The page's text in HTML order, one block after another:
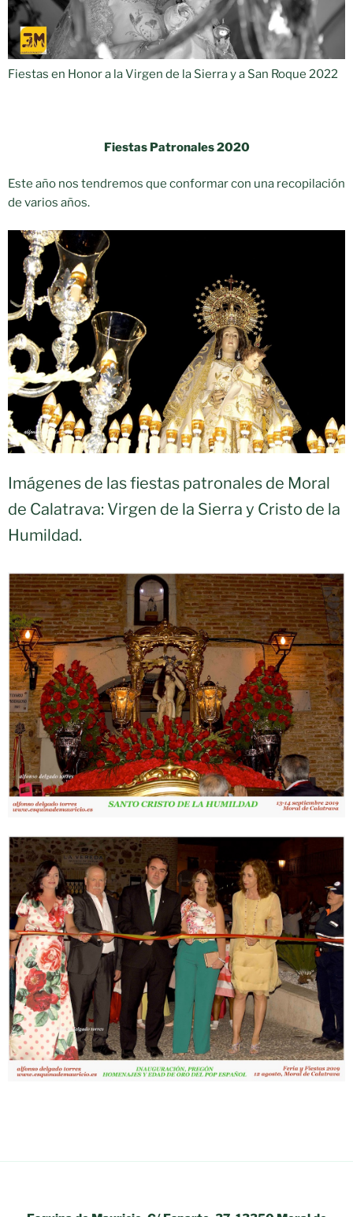
Fiestas en Honor a la Virgen de la Sierra y a San Roque 2022
Fiestas Patronales2020
Este año nos tendremos que conformar con una recopilación
de varios años.
Imágenes de las fiestas patronales de Moral
de Calatrava: Virgen de la Sierra y Cristo de la
Humildad.